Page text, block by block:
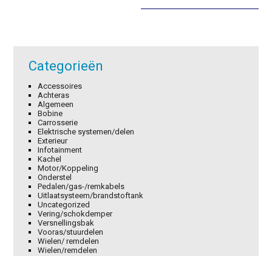
€36,70. €25,69.
Categorieën
Accessoires
Achteras
Algemeen
Bobine
Carrosserie
Elektrische systemen/delen
Exterieur
Infotainment
Kachel
Motor/Koppeling
Onderstel
Pedalen/gas-/remkabels
Uitlaatsysteem/brandstoftank
Uncategorized
Vering/schokdemper
Versnellingsbak
Vooras/stuurdelen
Wielen/ remdelen
Wielen/remdelen